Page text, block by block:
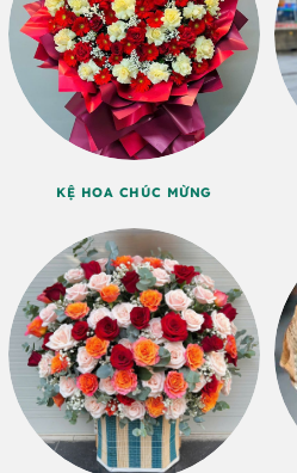
KỆ HOA CHÚC MỪNG